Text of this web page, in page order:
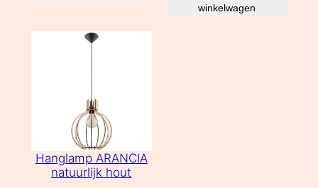
winkelwagen
Hanglamp ARANCIA
natuurlijk hout